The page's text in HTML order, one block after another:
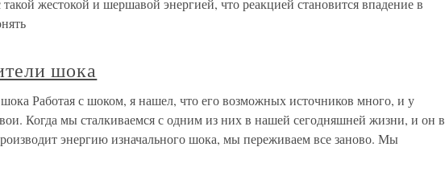
такой жестокой и шершавой энергией, что реакцией становится впадение в
шока
Работая с шоком, я нашел, что его возможных источников много, и у
Когда мы сталкиваемся с одним из них в нашей сегодняшней жизни, и он в
энергию изначального шока, мы переживаем все заново. Мы